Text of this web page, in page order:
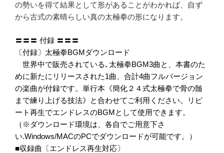
の勢いを得て結果として形があることがわかれば、自ず
から古式の素晴らしい真の太極拳の形になります。
〓〓〓 付録 〓〓〓
〔付録〕太極拳BGMダウンロード
世界中で販売されている､太極拳BGM3曲と、本書のた
めに新たにリリースされた1曲、合計4曲フルバージョン
の楽曲が付録です。単行本《簡化２４式太極拳で骨の髄
まで練り上げる技法》と合わせてご利用ください。リピ
ート再生でエンドレスのBGMとして使用できます。
（※ダウンロード環境は、各自でご用意下さ
い.Windows/MACのPCでダウンロードが可能です。）
■収録曲〔エンドレス再生対応〕